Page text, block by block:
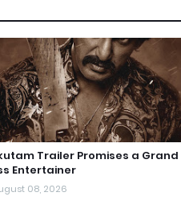
Trailer Promises a Grand
Entertainer
08, 2026